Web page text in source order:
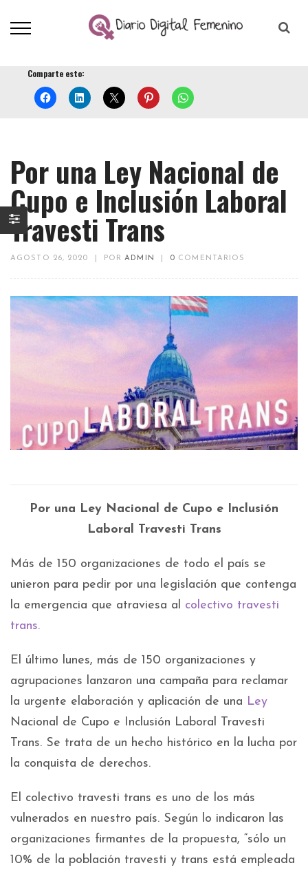
Comparte esto:
Por una Ley Nacional de
Cupo e Inclusión Laboral
Travesti Trans
AGOSTO 26, 2020 PORADMIN 0 COMENTARIOS
Por una Ley Nacional de Cupo e Inclusión
Laboral Travesti Trans
Más de 150 organizaciones de todo el país se
unieron para pedir por una legislación que contenga
la emergencia que atraviesa al colectivo travesti
trans.
El último lunes, más de 150 organizaciones y
agrupaciones lanzaron una campaña para reclamar
la urgente elaboración y aplicación de una Ley
Nacional de Cupo e Inclusión Laboral Travesti
Trans. Se trata de un hecho histórico en la lucha por
la conquista de derechos.
El colectivo travesti trans es uno de los más
vulnerados en nuestro país. Según lo indicaron las
organizaciones firmantes de la propuesta, “sólo un
10% de la población travesti y trans está empleada